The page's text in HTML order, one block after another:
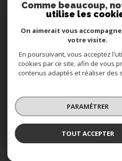
Réalisé par
Comme beaucoup,
utilise les
On aimerait vous
votre visite.
En poursuivant, vous acceptez
cookies par ce site, afin de vous
contenus adaptés et réaliser des
PARAMÉTRER
TOUT ACCEPTER